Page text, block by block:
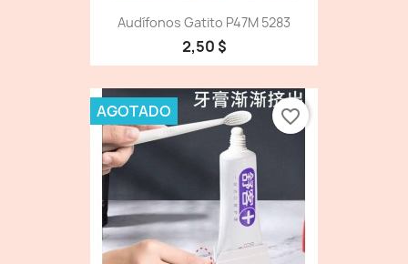
Audífonos Gatito P47M 5283
2,50 $
AGOTADO favorite_border